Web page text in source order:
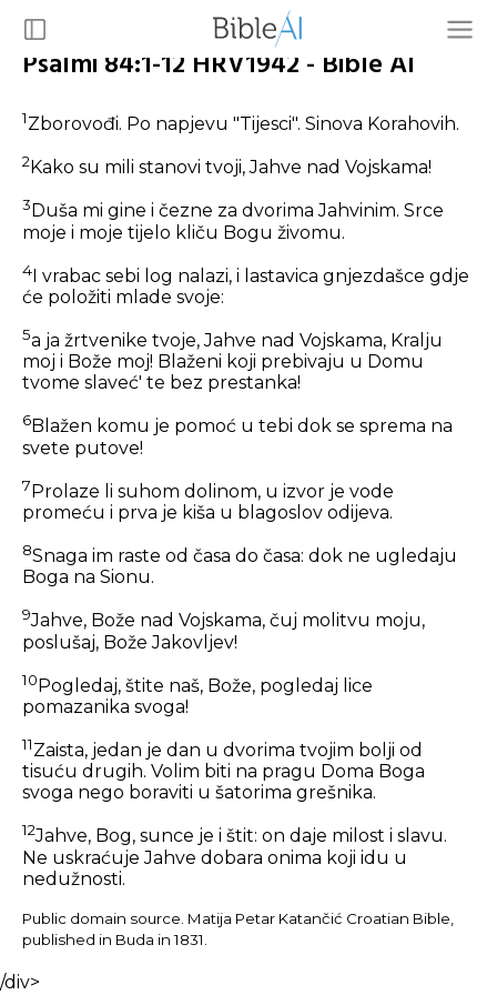
Psalmi 84:1-12 HRV1942 - Bible AI
1Zborovođi. Po napjevu "Tijesci". Sinova Korahovih.
2 Kako su mili stanovi tvoji, Jahve nad Vojskama!
3 Duša mi gine i čezne za dvorima Jahvinim. Srce
moje i moje tijelo kliču Bogu živomu.
4I vrabac sebi log nalazi, i lastavica gnjezdašce gdje
će položiti mlade svoje:
5a ja žrtvenike tvoje, Jahve nad Vojskama, Kralju
moj i Bože moj! Blaženi koji prebivaju u Domu
tvome slaveć' te bez prestanka!
6Blažen komu je pomoć u tebi dok se sprema na
svete putove!
7Prolaze li suhom dolinom, u izvor je vode
promeću i prva je kiša u blagoslov odijeva.
8Snaga im raste od časa do časa: dok ne ugledaju
Boga na Sionu.
9Jahve, Bože nad Vojskama, čuj molitvu moju,
poslušaj, Bože Jakovljev!
10Pogledaj, štite naš, Bože, pogledaj lice
pomazanika svoga!
11Zaista, jedan je dan u dvorima tvojim bolji od
tisuću drugih. Volim biti na pragu Doma Boga
svoga nego boraviti u šatorima grešnika.
12Jahve, Bog, sunce je i štit: on daje milost i slavu.
Ne uskraćuje Jahve dobara onima koji idu u
nedužnosti.
Public domain source. Matija Petar Katančić Croatian Bible,
published in Buda in 1831.
/div>